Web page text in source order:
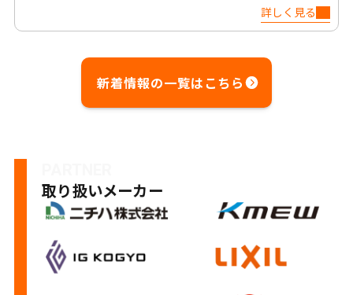
詳しく見る
新着情報の一覧はこちら
取り扱いメーカー